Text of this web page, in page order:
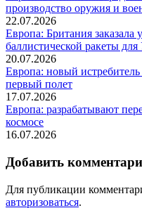
производство оружия и
22.07.2026
Европа: Британия заказала
баллистической ракеты
20.07.2026
Европа: новый
первый полет
17.07.2026
Европа: разрабатывают
космосе
16.07.2026
Добавить
Для публикации
авторизоваться.